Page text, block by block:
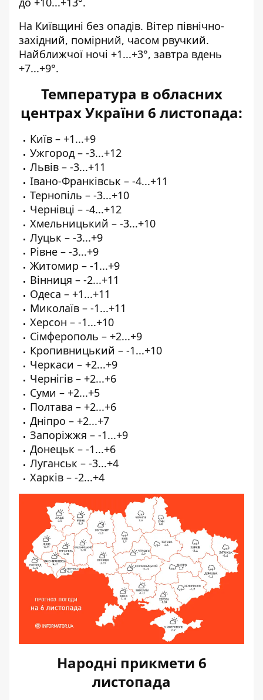
На Київщині без опадів. Вітер північно-
західний, помірний, часом рвучкий.
Найближчої ночі +1...+3°, завтра вдень
+7...+9°.
Температура в обласних
центрах України 6 листопада:
Київ – +1...+9
Ужгород – -3...+12
Львів – -3...+11
Івано-Франківськ – -4...+11
Тернопіль – -3...+10
Чернівці – -4...+12
Хмельницький – -3...+10
Луцьк – -3...+9
Рівне – -3...+9
Житомир – -1...+9
Вінниця – -2...+11
Одеса – +1...+11
Миколаїв – -1...+11
Херсон – -1...+10
Сімферополь – +2...+9
Кропивницький – -1...+10
Черкаси – +2...+9
Чернігів – +2...+6
Суми – +2...+5
Полтава – +2...+6
Дніпро – +2...+7
Запоріжжя – -1...+9
Донецьк – -1...+6
Луганськ – -3...+4
Харків – -2...+4
Народні прикмети 6
листопада